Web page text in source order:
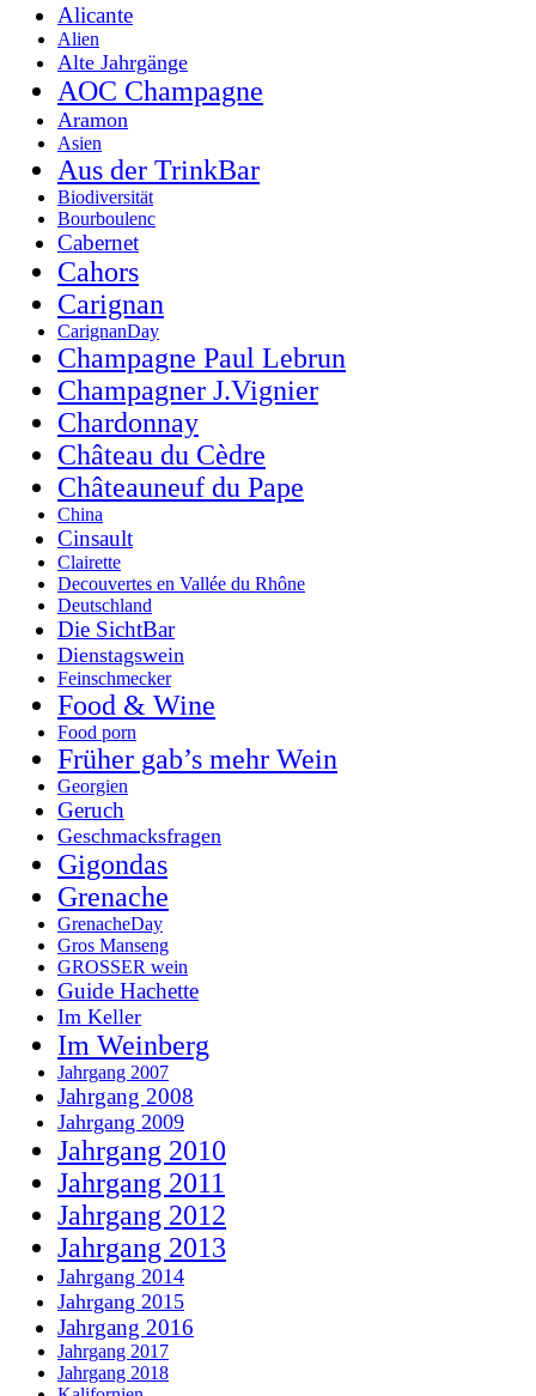
Alicante
Alien
Alte Jahrgänge
AOC Champagne
Aramon
Asien
Aus der TrinkBar
Biodiversität
Bourboulenc
Cabernet
Cahors
Carignan
CarignanDay
Champagne Paul Lebrun
Champagner J.Vignier
Chardonnay
Château du Cèdre
Châteauneuf du Pape
China
Cinsault
Clairette
Decouvertes en Vallée du Rhône
Deutschland
Die SichtBar
Dienstagswein
Feinschmecker
Food & Wine
Food porn
Früher gab’s mehr Wein
Georgien
Geruch
Geschmacksfragen
Gigondas
Grenache
GrenacheDay
Gros Manseng
GROSSER wein
Guide Hachette
Im Keller
Im Weinberg
Jahrgang 2007
Jahrgang 2008
Jahrgang 2009
Jahrgang 2010
Jahrgang 2011
Jahrgang 2012
Jahrgang 2013
Jahrgang 2014
Jahrgang 2015
Jahrgang 2016
Jahrgang 2017
Jahrgang 2018